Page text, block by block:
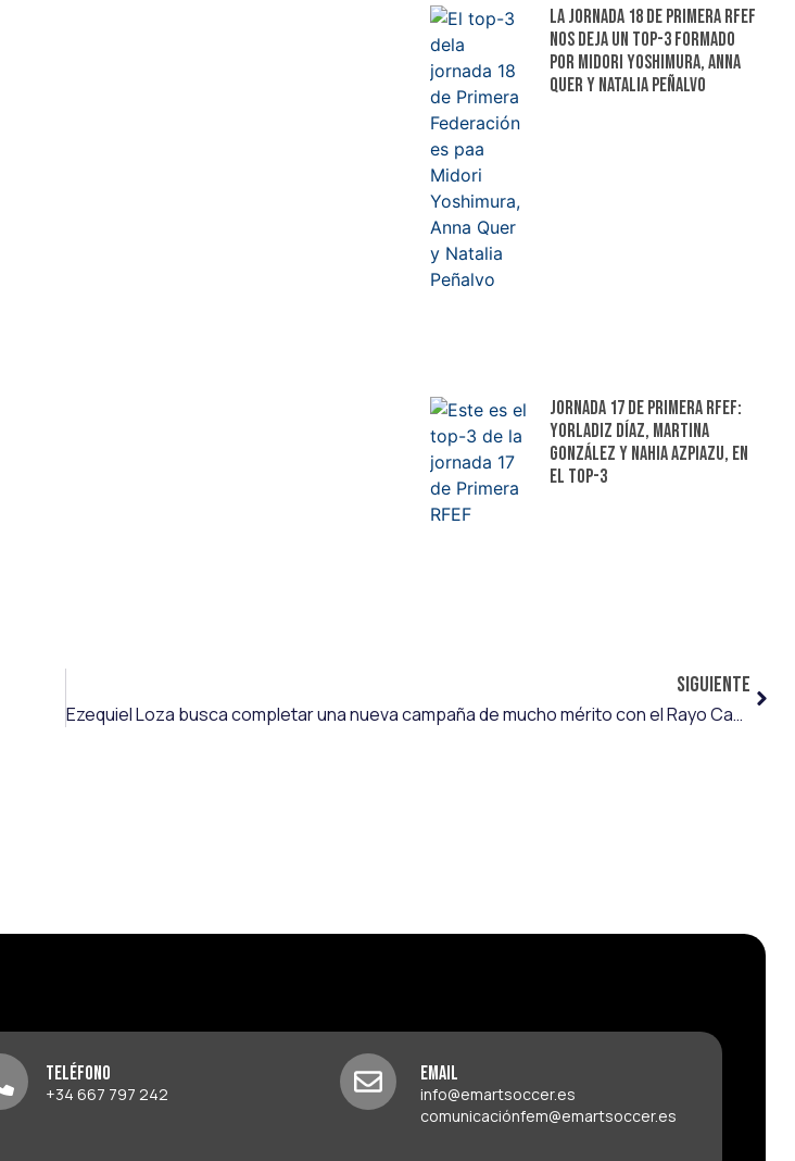
La jornada 18 de Primera RFEF
nos deja un top-3 formado
por Midori Yoshimura, Anna
Quer y Natalia Peñalvo
Jornada 17 de Primera RFEF:
Yorladiz Díaz, Martina
González y Nahia Azpiazu, en
el top-3
SIGUIENTE
Ezequiel Loza busca completar una nueva campaña de mucho mérito con el Rayo Cantabria
Teléfono
+34 667 797 242
Email
info@emartsoccer.es
comunicaciónfem@emartsoccer.es